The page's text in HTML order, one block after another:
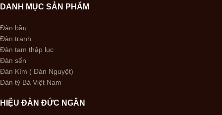
DANH MỤC SẢN PHẨM
Đàn bầu
Đàn tranh
Đàn tam thập lục
Đàn sến
Đàn Kìm ( Đàn Nguyệt)
Đàn tỳ Bà Việt Nam
HIỆU ĐÀN ĐỨC NGÂN